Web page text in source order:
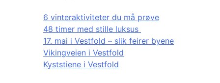
6 vinteraktiviteter du må prøve
48 timer med stille luksus
17. mai i Vestfold – slik feirer byene
Vikingveien i Vestfold
Kyststiene i Vestfold